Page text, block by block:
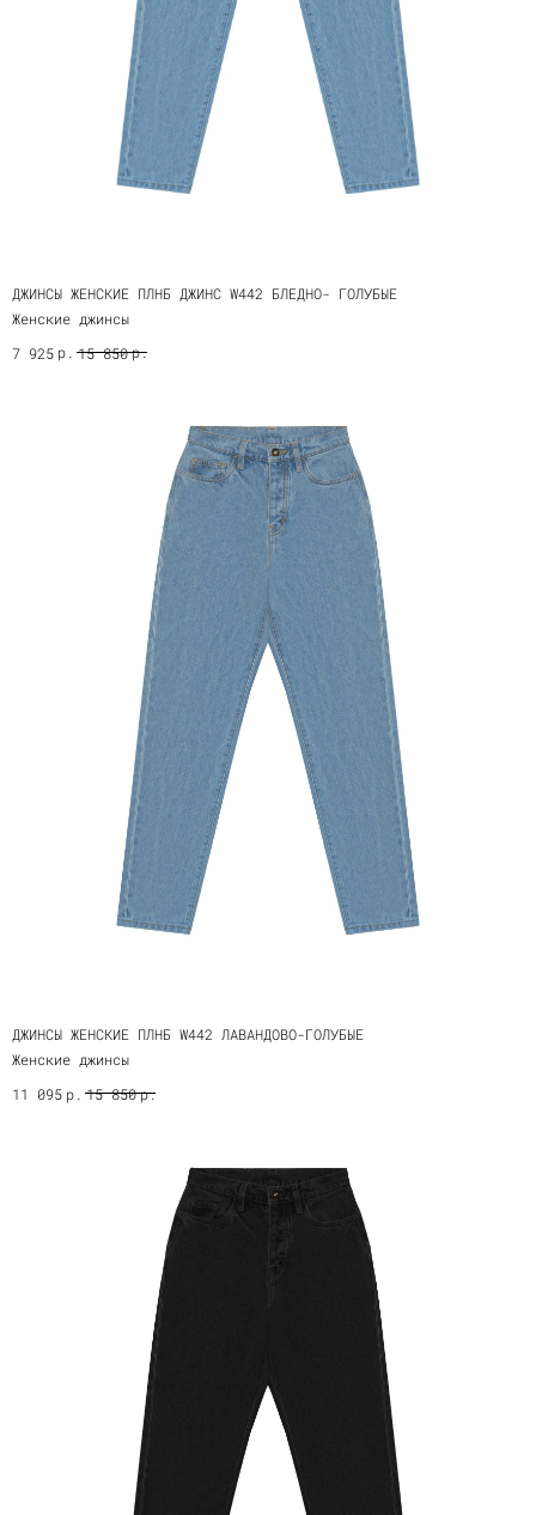
ДЖИНСЫ ЖЕНСКИЕ ПЛНБ ДЖИНС W442 БЛЕДНО- ГОЛУБЫЕ
Женские джинсы
7 925 р. 15 850р.
ДЖИНСЫ ЖЕНСКИЕ ПЛНБ W442 ЛАВАНДОВО-ГОЛУБЫЕ
Женские джинсы
11 095 р. 15 850р.